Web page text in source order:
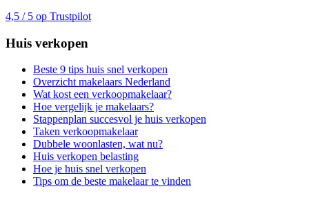
4,5 / 5 op Trustpilot
Huis verkopen
Beste 9 tips huis snel verkopen
Overzicht makelaars Nederland
Wat kost een verkoopmakelaar?
Hoe vergelijk je makelaars?
Stappenplan succesvol je huis verkopen
Taken verkoopmakelaar
Dubbele woonlasten, wat nu?
Huis verkopen belasting
Hoe je huis snel verkopen
Tips om de beste makelaar te vinden